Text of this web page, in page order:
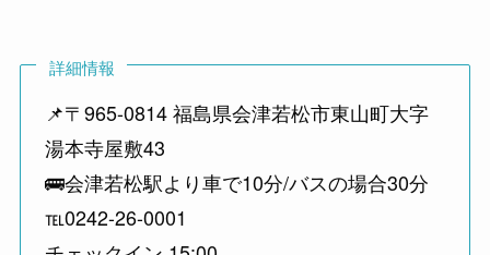
詳細情報
📌〒965-0814 福島県会津若松市東山町大字
湯本寺屋敷43
🚌会津若松駅より車で10分/バスの場合30分
℡0242-26-0001